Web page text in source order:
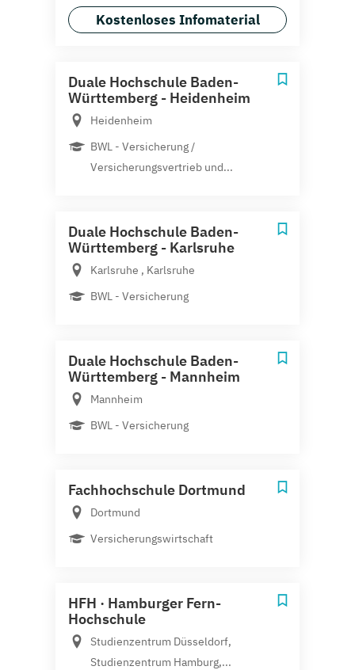
Kostenloses Infomaterial
Duale Hochschule Baden-
Württemberg - Heidenheim
Heidenheim
BWL - Versicherung /
Versicherungsvertrieb und...
Duale Hochschule Baden-
Württemberg - Karlsruhe
Karlsruhe , Karlsruhe
BWL - Versicherung
Duale Hochschule Baden-
Württemberg - Mannheim
Mannheim
BWL - Versicherung
Fachhochschule Dortmund
Dortmund
Versicherungswirtschaft
HFH · Hamburger Fern-
Hochschule
Studienzentrum Düsseldorf,
Studienzentrum Hamburg,...